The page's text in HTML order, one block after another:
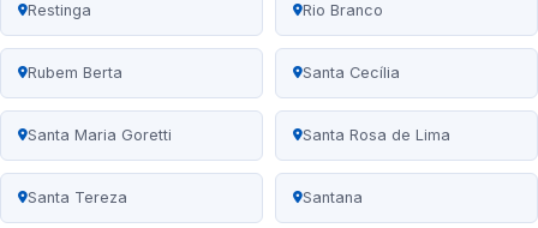
Restinga Rio Branco
Rubem Berta Santa Cecília
Santa Maria Goretti Santa Rosa de Lima
Santa Tereza Santana